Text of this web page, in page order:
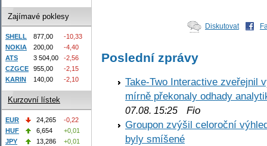
Diskutovat
Poslední zprávy
Take-Two Interactive zveřejnil
mírně překonaly odhady
07.08. 15:25 Fio
Groupon zvýšil celoroční
byly smíšené
Zajímavé poklesy
SHELL 877,00
-10,33
NOKIA
200,00
-4,40
ATS
3 504,00
-2,56
CZGCE
955,00
-2,15
KARIN
140,00 -2,10
Kurzovní lístek
EUR 24,265
-0,22
HUF
6,654
+0,01
JPY
13,286
+0,01